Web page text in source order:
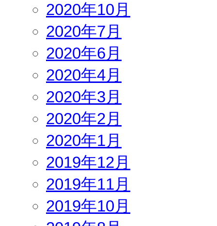
2020年10月
2020年7月
2020年6月
2020年4月
2020年3月
2020年2月
2020年1月
2019年12月
2019年11月
2019年10月